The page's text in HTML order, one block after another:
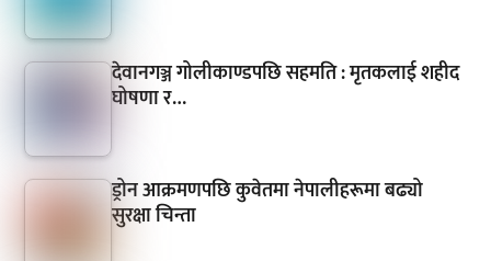
देवानगञ्ज गोलीकाण्डपछि सहमति : मृतकलाई शहीद
घोषणा र…
ड्रोन आक्रमणपछि कुवेतमा नेपालीहरूमा बढ्यो
सुरक्षा चिन्ता